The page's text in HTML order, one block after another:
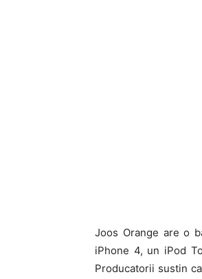
Joos Orange are o
iPhone 4, un iPod
Producatorii sustin